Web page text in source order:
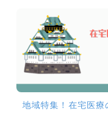
地域特集！在宅医